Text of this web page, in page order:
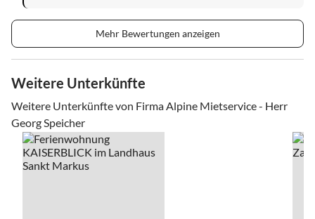
Mehr Bewertungen anzeigen
Weitere Unterkünfte
Weitere Unterkünfte von Firma Alpine Mietservice - Herr
Georg Speicher